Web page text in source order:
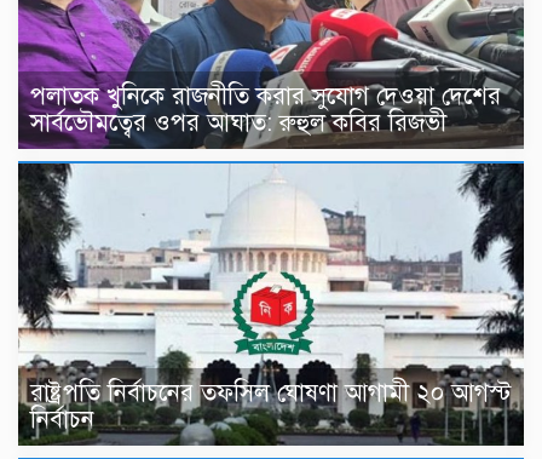
পলাতক খুনিকে রাজনীতি করার সুযোগ দেওয়া দেশের
সার্বভৌমত্বের ওপর আঘাত: রুহুল কবির রিজভী
রাষ্ট্রপতি নির্বাচনের তফসিল ঘোষণা আগামী ২০ আগস্ট
নির্বাচন